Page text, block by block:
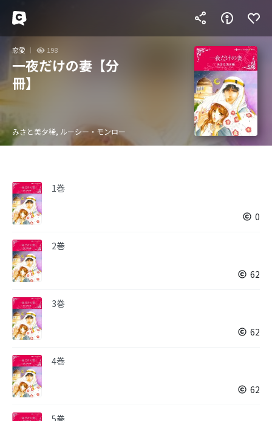
恋愛 198
一夜だけの妻【分
冊】
みさと美夕稀, ルーシー・モンロー
1巻
0
2巻
62
3巻
62
4巻
62
5巻